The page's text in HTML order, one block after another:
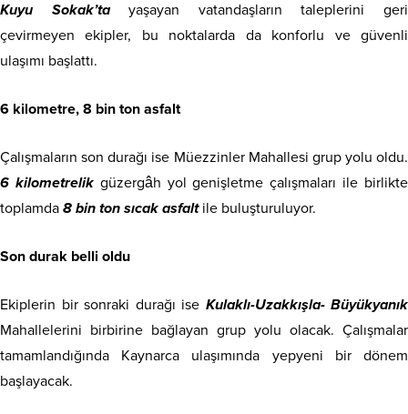
Kuyu Sokak’tayaşayan vatandaşların taleplerini geri
çevirmeyen ekipler, bu noktalarda da konforlu ve güvenli
ulaşımı başlattı.
6 kilometre, 8 bin ton asfalt
Çalışmaların son durağı ise Müezzinler Mahallesi grup yolu oldu.
6 kilometrelikgüzergâh yol genişletme çalışmaları ile birlikte
toplamda 8 bin ton sıcak asfaltile buluşturuluyor.
Son durak belli oldu
Ekiplerin bir sonraki durağı ise Kulaklı-Uzakkışla- Büyükyanık
Mahallelerini birbirine bağlayan grup yolu olacak. Çalışmalar
tamamlandığında Kaynarca ulaşımında yepyeni bir dönem
başlayacak.